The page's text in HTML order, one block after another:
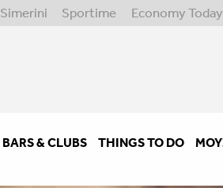
Simerini Sportime Economy Today
BARS & CLUBS THINGS TO DO